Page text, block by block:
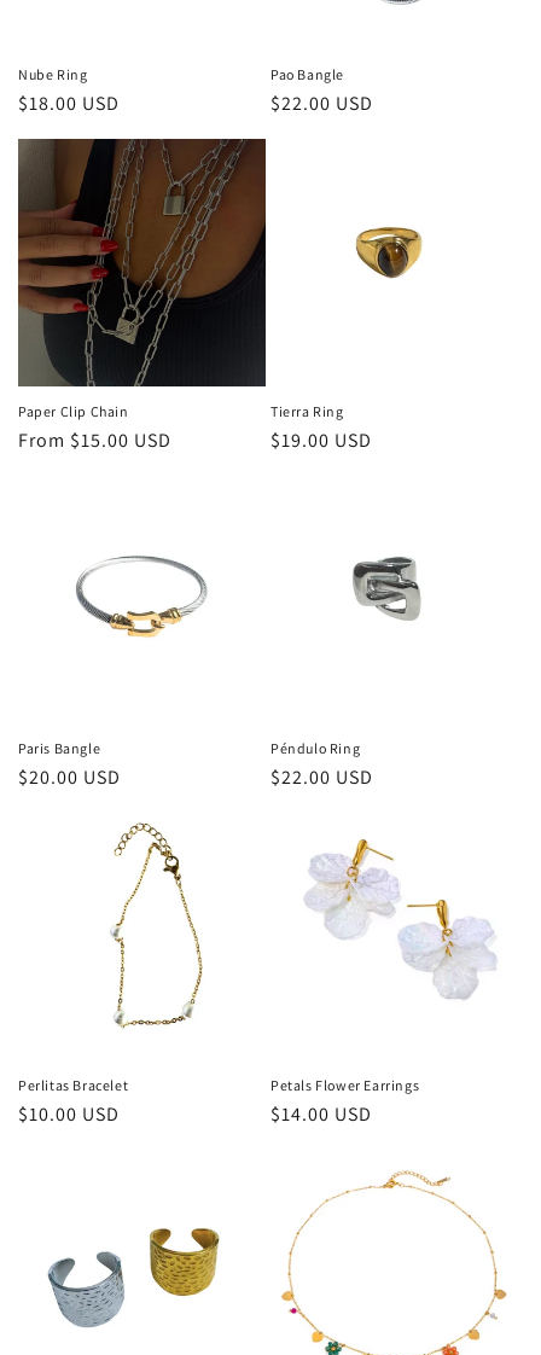
Nube Ring
Regular
$18.00 USD
Pao Bangle
Regular
$22.00 USD
Paper Clip Chain
Regular
From $15.00 USD
Tierra Ring
Regular
$19.00 USD
Paris Bangle
Regular
$20.00 USD
Péndulo Ring
Regular
$22.00 USD
Perlitas Bracelet
Regular
$10.00 USD
Petals Flower Earrings
Regular
$14.00 USD